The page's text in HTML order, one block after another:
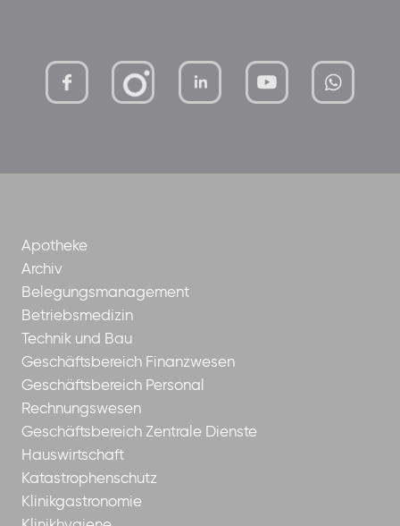
mutterhaus-xMBTtqOwC1KKBww
Apotheke
Archiv
Belegungsmanagement
Betriebsmedizin
Technik und Bau
Geschäftsbereich Finanzwesen
Geschäftsbereich Personal
Rechnungswesen
Geschäftsbereich Zentrale Dienste
Hauswirtschaft
Katastrophenschutz
Klinikgastronomie